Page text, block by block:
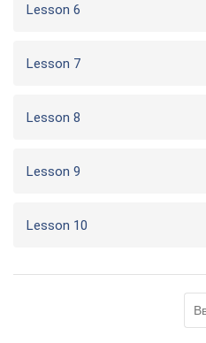
Lesson 6
Lesson 7
Lesson 8
Lesson 9
Lesson 10